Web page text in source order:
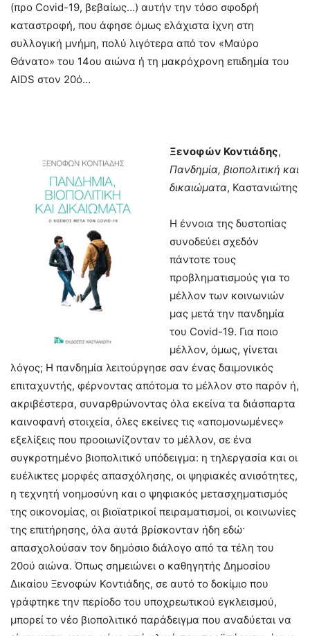
(προ Covid-19, βεβαίως…) αυτήν την τόσο σφοδρή
καταστροφή, που άφησε όμως ελάχιστα ίχνη στη
συλλογική μνήμη, πολύ λιγότερα από τον «Μαύρο
Θάνατο» του 14ου αιώνα ή τη μακρόχρονη επιδημία του
AIDS στον 20ό…
Ξενοφών Κοντιάδης,
Πανδημία, βιοπολιτική και
δικαιώματα, Καστανιώτης
Η έννοια της δυστοπίας
συνοδεύει σχεδόν
πάντοτε τους
προβληματισμούς για το
μέλλον των κοινωνιών
μας μετά την πανδημία
του Covid-19. Για ποιο
μέλλον, όμως, γίνεται
λόγος; Η πανδημία λειτούργησε σαν ένας δαιμονικός
επιταχυντής, φέρνοντας απότομα το μέλλον στο παρόν ή,
ακριβέστερα, συναρθρώνοντας όλα εκείνα τα διάσπαρτα
καινοφανή στοιχεία, όλες εκείνες τις «απομονωμένες»
εξελίξεις που προοιωνίζονταν το μέλλον, σε ένα
συγκροτημένο βιοπολιτικό υπόδειγμα: η τηλεργασία και οι
ευέλικτες μορφές απασχόλησης, οι ψηφιακές ανισότητες,
η τεχνητή νοημοσύνη και ο ψηφιακός μετασχηματισμός
της οικονομίας, οι βιοϊατρικοί πειραματισμοί, οι κοινωνίες
της επιτήρησης, όλα αυτά βρίσκονταν ήδη εδώ·
απασχολούσαν τον δημόσιο διάλογο από τα τέλη του
20ού αιώνα. Όπως σημειώνει ο καθηγητής Δημοσίου
Δικαίου Ξενοφών Κοντιάδης, σε αυτό το δοκίμιο που
γράφτηκε την περίοδο του υποχρεωτικού εγκλεισμού,
μπορεί το νέο βιοπολιτικό παράδειγμα που αναδύεται να